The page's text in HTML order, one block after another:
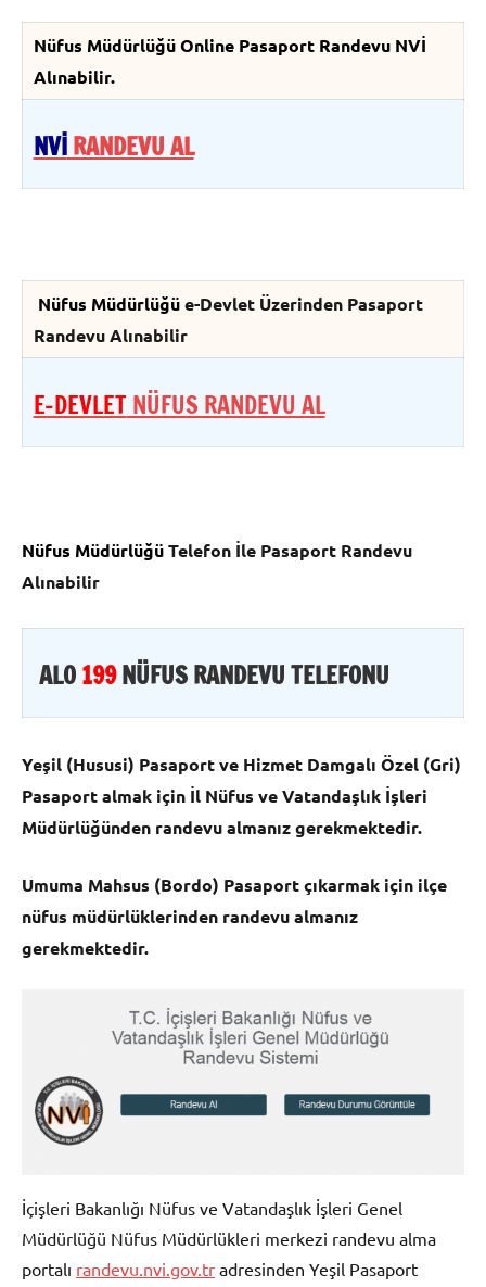
Nüfus Müdürlüğü Online Pasaport Randevu NVİ
Alınabilir.
NVİRANDEVU AL
Nüfus Müdürlüğüe-Devlet Üzerinden Pasaport
Randevu Alınabilir
E-DEVLETNÜFUS RANDEVU AL
Nüfus MüdürlüğüTelefon İle Pasaport Randevu
Alınabilir
ALO199NÜFUS RANDEVU TELEFONU
Yeşil (Hususi) Pasaport ve Hizmet Damgalı Özel (Gri)
Pasaport almak için İl Nüfus ve Vatandaşlık İşleri
Müdürlüğünden randevu almanız gerekmektedir.
Umuma Mahsus (Bordo) Pasaport çıkarmak için ilçe
nüfus müdürlüklerinden randevu almanız
gerekmektedir.
İçişleri Bakanlığı Nüfus ve Vatandaşlık İşleri Genel
Müdürlüğü Nüfus Müdürlükleri merkezi randevu alma
portalı randevu.nvi.gov.tr adresinden Yeşil Pasaport